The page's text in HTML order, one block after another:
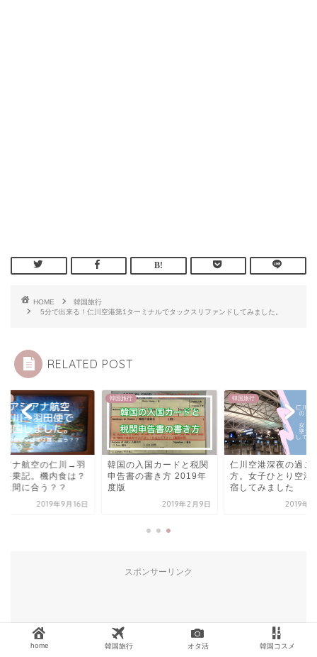
HOME
韓国旅行
5分で出来る！仁川空港第1ターミナルでタックスリファンドしてみました。
RELATED POST
の入国カードと税関
書の書き方 2019年
2019年2月9日
韓国旅行
仁川空港深夜の過ごし
方。女子ひとり空港で野
宿してみました
2019年9月9日
韓国旅行
アシアナ航空の仁
田便搭乗記。機内食
終電は間に合う？？
2019年9
スポンサーリンク
home 韓国旅行 オタ活 韓国コスメ